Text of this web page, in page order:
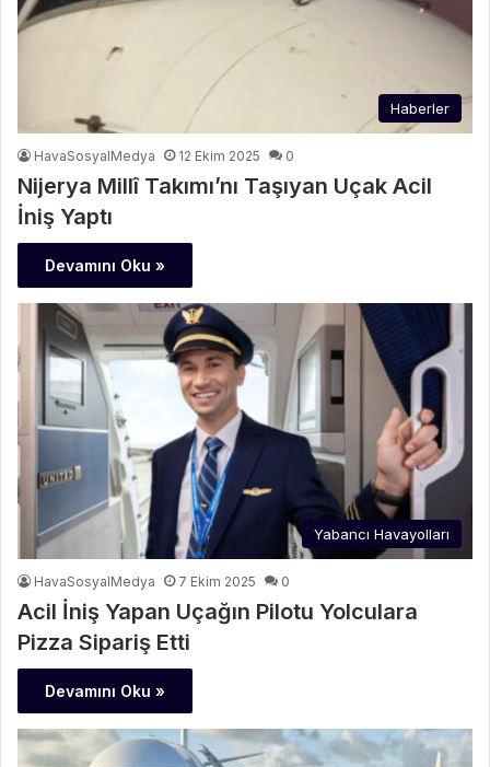
Haberler
HavaSosyalMedya 12 Ekim 2025 0
Nijerya Millî Takımı’nı Taşıyan Uçak Acil
İniş Yaptı
Devamını Oku »
Yabancı Havayolları
HavaSosyalMedya 7 Ekim 2025 0
‎Acil İniş Yapan Uçağın Pilotu Yolculara
Pizza Sipariş Etti
Devamını Oku »